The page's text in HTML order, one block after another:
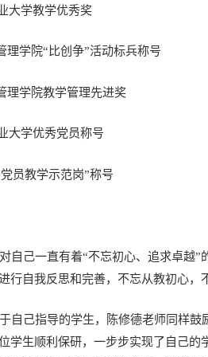
大学教学优秀奖
理学院“比创争”活动标兵称号
理学院教学管理先进奖
大学优秀党员称号
员教学示范岗”称号
自己一直有着“不忘初心、追求卓越
行自我反思和完善，不忘从教初心，
自己指导的学生，陈修德老师同样
学生顺利保研，一步步实现了自己